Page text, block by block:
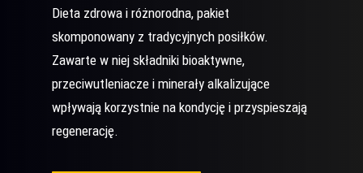
Dieta zdrowa i różnorodna, pakiet
skomponowany z tradycyjnych posiłków.
Zawarte w niej składniki bioaktywne,
przeciwutleniacze i minerały alkalizujące
wpływają korzystnie na kondycję i przyspieszają
regenerację.